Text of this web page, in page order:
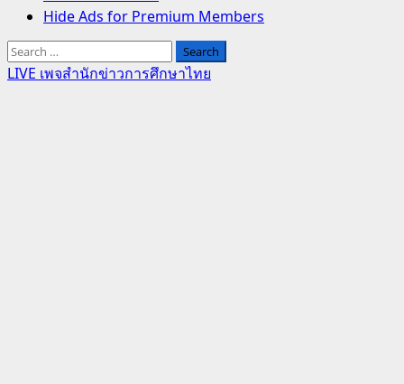
Hide Ads for Premium Members
Search
for:
LIVE เพจสำนักข่าวการศึกษาไทย